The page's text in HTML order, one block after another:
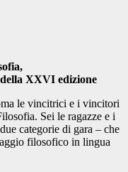
XXVI edizione
le vincitrici e i vincitori
Sei le ragazze e i
categorie di gara – che
filosofico in lingua